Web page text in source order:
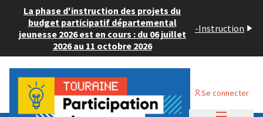
La phase d'instruction des projets du
budget participatif départemental
jeunesse 2026 est en cours : du 06 juillet
2026 au 11 octobre 2026
-Instruction
Se connecter